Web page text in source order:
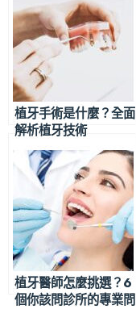
植牙手術是什麼？全面
解析植牙技術
植牙醫師怎麼挑選？6
個你該問診所的專業問